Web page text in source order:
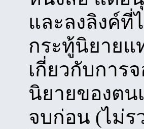
และลงลิงค์ที่
กระทู้นิยาย
เกี่ยวกับการ
นิยายของตน
จบก่อน (ไม่ร